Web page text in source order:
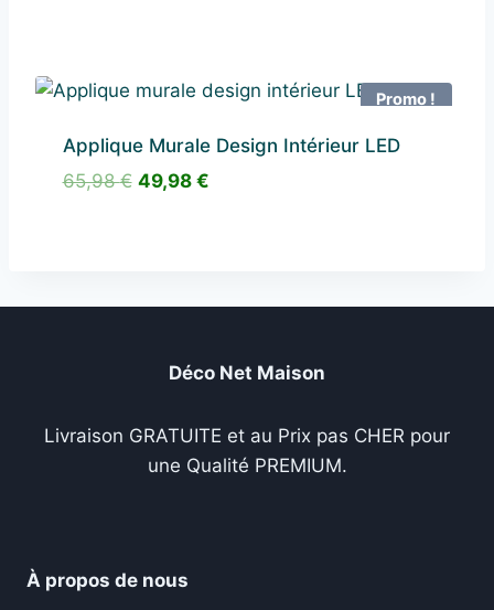
Promo !
Applique Murale Design Intérieur LED
65,98€ Le
49,98 €Le
Déco Net Maison
Livraison GRATUITE et au Prix pas CHER pour
une Qualité PREMIUM.
À propos de nous